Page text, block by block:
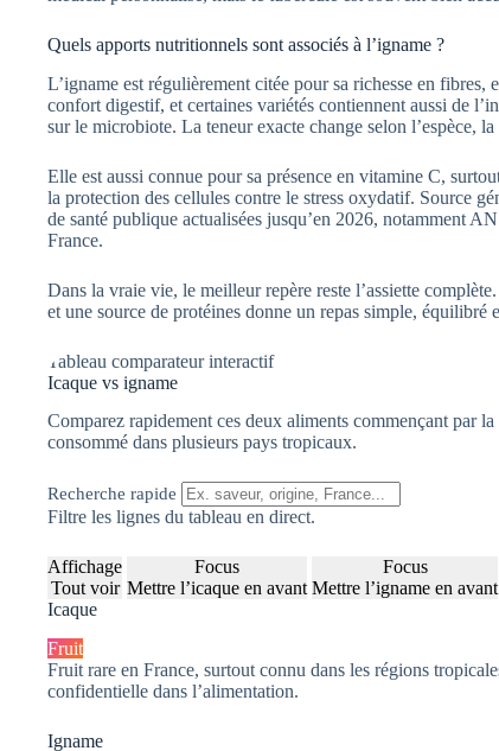
Quels apports nutritionnels sont associés à l’igname ?
L’igname est régulièrement citée pour sa richesse en
confort digestif, et certaines variétés contiennent aussi de
sur le microbiote. La teneur exacte change selon l’espèce,
Elle est aussi connue pour sa présence en vitamine C,
la protection des cellules contre le stress oxydatif. Source
de santé publique actualisées jusqu’en 2026, notamment
France.
Dans la vraie vie, le meilleur repère reste l’assiette
et une source de protéines donne un repas simple, équilibré
Tableau comparateur interactif
Icaque vs igname
Comparez rapidement ces deux aliments commençant par
consommé dans plusieurs pays tropicaux.
Recherche rapide
Filtre les lignes du tableau en direct.
Affichage
Tout voir
Focus
Mettre l’icaque en avant
Focus
Mettre l’igname en avant
Icaque
Fruit
Fruit rare en France, surtout connu dans les régions
confidentielle dans l’alimentation.
Igname